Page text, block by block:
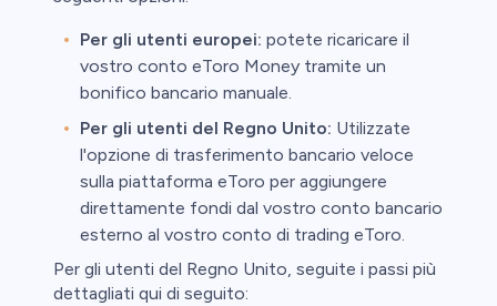
Per gli utenti europei: potete ricaricare il
vostro conto eToro Money tramite un
bonifico bancario manuale.
Per gli utenti del Regno Unito: Utilizzate
l'opzione di trasferimento bancario veloce
sulla piattaforma eToro per aggiungere
direttamente fondi dal vostro conto bancario
esterno al vostro conto di trading eToro.
Per gli utenti del Regno Unito, seguite i passi più
dettagliati qui di seguito: